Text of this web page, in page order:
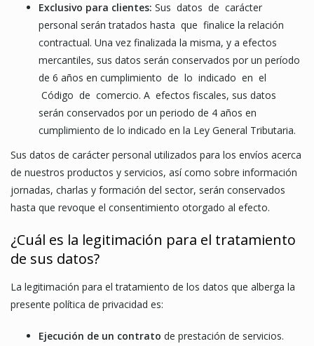
Exclusivo para clientes: Sus datos de carácter
personal serán tratados hasta que finalice la relación
contractual. Una vez finalizada la misma, y a efectos
mercantiles, sus datos serán conservados por un período
de 6 años en cumplimiento de lo indicado en el
Código de comercio. A efectos fiscales, sus datos
serán conservados por un periodo de 4 años en
cumplimiento de lo indicado en la Ley General Tributaria.
Sus datos de carácter personal utilizados para los envíos acerca
de nuestros productos y servicios, así como sobre información
jornadas, charlas y formación del sector, serán conservados
hasta que revoque el consentimiento otorgado al efecto.
¿Cuál es la legitimación para el tratamiento
de sus datos?
La legitimación para el tratamiento de los datos que alberga la
presente política de privacidad es:
Ejecución de un contrato de prestación de servicios.